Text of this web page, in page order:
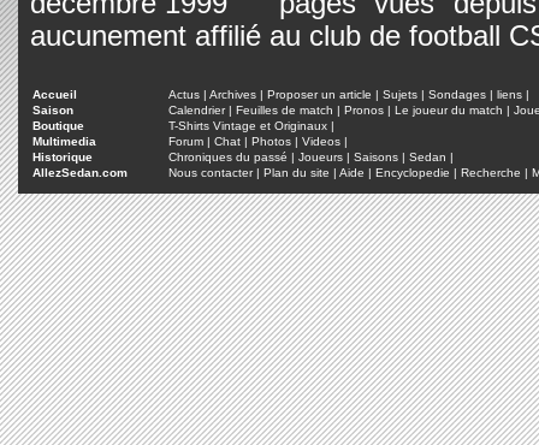
aucunement affilié au club de football
Accueil Actus | Archives | Proposer un article | Sujets | Sondages | liens |
Saison
Calendrier| Feuilles de match | Pronos | Le joueur du match |
Boutique
T-Shirts Vintage et Originaux |
Multimedia
Forum | Chat | Photos | Videos |
Historique
Chroniques du passé | Joueurs | Saisons | Sedan |
AllezSedan.com
Nous contacter| Plan du site | Aide | Encyclopedie | Recherche |